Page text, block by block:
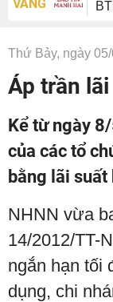
VÀNG
Thứ Bảy, ngày
Áp trần
Kể từ ngày
của các tổ
bằng lãi
NHNN vừa
14/2012/TT-
ngắn hạn tối
dụng, chi